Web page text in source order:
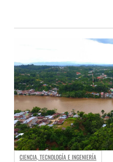
CIENCIA, TECNOLOGÍA E INGENIERÍA